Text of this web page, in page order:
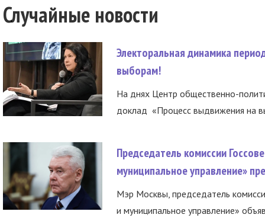
Случайные новости
Электоральная динамика
выборам!
На днях Центр общественно-
доклад «Процесс выдвижения на
Председатель комиссии
муниципальное управление»
Мэр Москвы, председатель
и муниципальное управление»